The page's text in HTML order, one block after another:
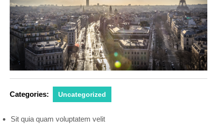
Categories: Uncategorized
Sit quia quam voluptatem velit